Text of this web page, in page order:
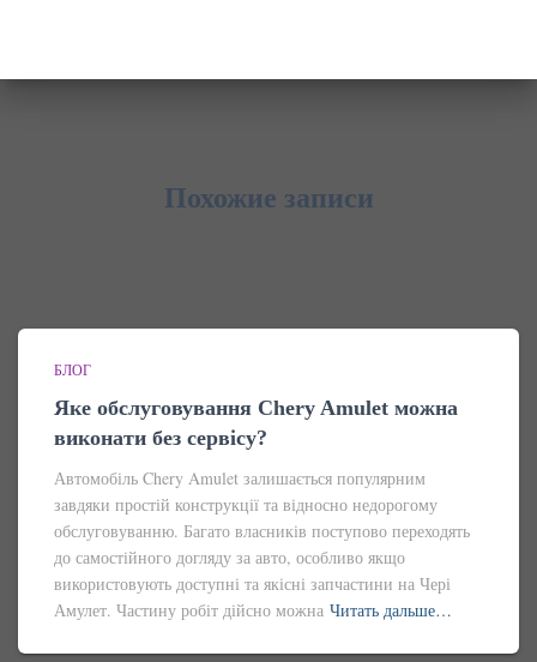
Похожие записи
БЛОГ
Яке обслуговування Chery Amulet можна
виконати без сервісу?
Автомобіль Chery Amulet залишається популярним
завдяки простій конструкції та відносно недорогому
обслуговуванню. Багато власників поступово переходять
до самостійного догляду за авто, особливо якщо
використовують доступні та якісні запчастини на Чері
Амулет. Частину робіт дійсно можна Читать дальше…